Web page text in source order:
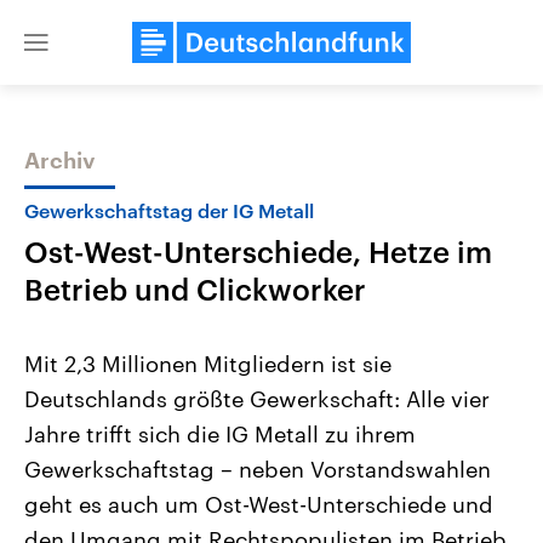
Close
Themen
Landtagswahl Sachsen-Anhalt
2026
Alle Informationen
Sachsen-Anhalt wählt am 6.
September 2026 einen neuen
Landtag. Seit 2021 wird das
Bundesland von einer Koalition aus
USA
Aktuelle Beiträge,
Hintergründe
Wirtschaftlich und
gehören die Vereinigten
den mächtigsten Ländern
mit großem Einfluss auf
Archiv
Gewerkschaftstag der IG Metall
Ost-West-Unterschiede, Hetze im
Betrieb und Clickworker
Mit 2,3 Millionen Mitgliedern ist sie
Deutschlands größte Gewerkschaft: Alle vier
Jahre trifft sich die IG Metall zu ihrem
Gewerkschaftstag – neben Vorstandswahlen
geht es auch um Ost-West-Unterschiede und